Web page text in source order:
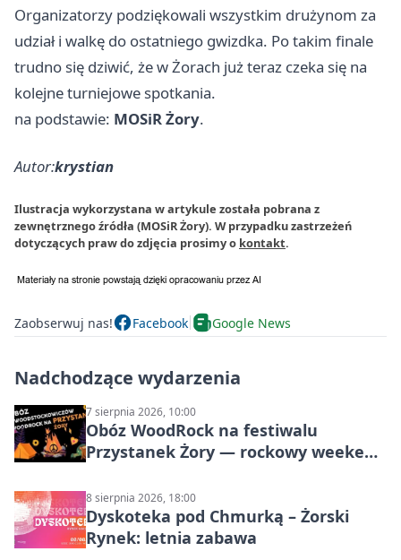
Organizatorzy podziękowali wszystkim drużynom za
udział i walkę do ostatniego gwizdka. Po takim finale
trudno się dziwić, że w Żorach już teraz czeka się na
kolejne turniejowe spotkania.
na podstawie: MOSiR Żory.
Autor:krystian
Ilustracja wykorzystana w artykule została pobrana z
zewnętrznego źródła (MOSiR Żory). W przypadku zastrzeżeń
dotyczących praw do zdjęcia prosimy o kontakt.
Zaobserwuj nas! Facebook Google News
Nadchodzące wydarzenia
7 sierpnia 2026, 10:00
Obóz WoodRock na festiwalu
Przystanek Żory — rockowy weekend
8 sierpnia 2026, 18:00
Dyskoteka pod Chmurką – Żorski
Rynek: letnia zabawa